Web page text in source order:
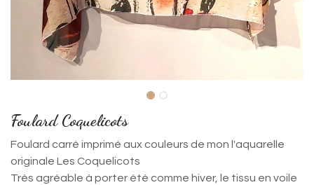
Foulard Coquelicots
Foulard carré imprimé aux couleurs de mon l'aquarelle
originale Les Coquelicots
Très agréable à porter été comme hiver, le tissu en voile